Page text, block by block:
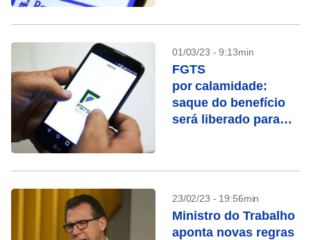
01/03/23 - 9:13min
FGTS
por calamidade:
saque do benefício
será liberado para
23/02/23 - 19:56min
Ministro do Trabalho
aponta novas regras